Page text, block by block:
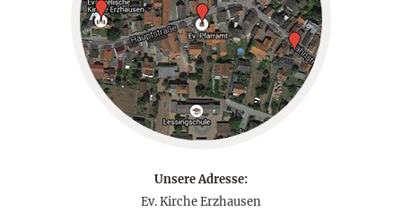
Unsere Adresse:
Ev. Kirche Erzhausen